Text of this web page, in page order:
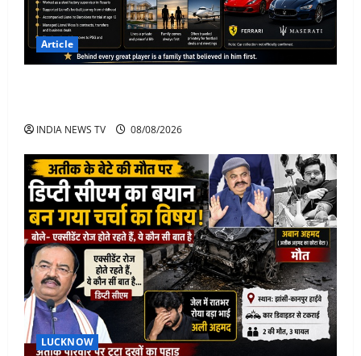
Article
INDIA NEWS TV 08/08/2026
LUCKNOW